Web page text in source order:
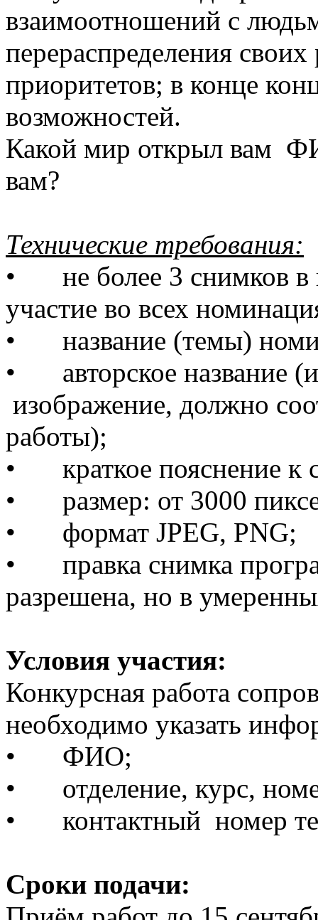
взаимоотношений с
перераспределения
приоритетов; в конце
возможностей.
Какой мир открыл вам
вам?
Технические требования:
•
не более 3 снимков
участие во всех
•
название (темы)
•
авторское название
изображение, должно
работы);
•
краткое пояснение
•
размер: от 3000
•
формат JPEG, PNG;
•
правка снимка
разрешена, но в
Условия участия:
Конкурсная работа
необходимо указать
•
ФИО;
•
отделение, курс,
•
контактный номер
Сроки подачи: